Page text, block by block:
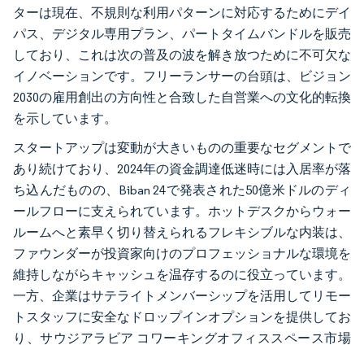
ターは現在、不規則な利用パターンに対応するためにデイ
パス、デジタル専用プラン、パートタイムバンドルを販売
しており、これは次の普及の波を解き放つために不可欠な
イノベーションです。フリーランサーの台頭は、ビジョン
2030の雇用創出の方向性と合致した自営業への文化的転換
を示しています。
スタートアップは変動が大きいものの重要なセグメントで
あり続けており、2024年の資金調達低迷時には入居率が落
ち込んだものの、Biban 24で発表された50億米ドルのディ
ールフローに支えられています。ホットデスクからウォー
ルームへと素早く切り替えられるフレキシブルな内装は、
ファウンダーが投資家向けのプロフェッショナルな環境を
維持しながらキャッシュを温存するのに役立っています。
一方、企業はサテライトメンバーシップを活用してリモー
トスタッフに安全なドロップインオプションを提供してお
り、サウジアラビア コワーキングオフィススペース市場